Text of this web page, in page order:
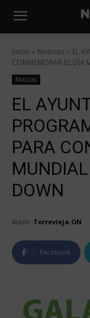
Inicio Noticias
EL
CONMEMORAR EL DÍA
Noticias
EL
PARA
DOWN
Autor: Torrevieja ON
Facebook